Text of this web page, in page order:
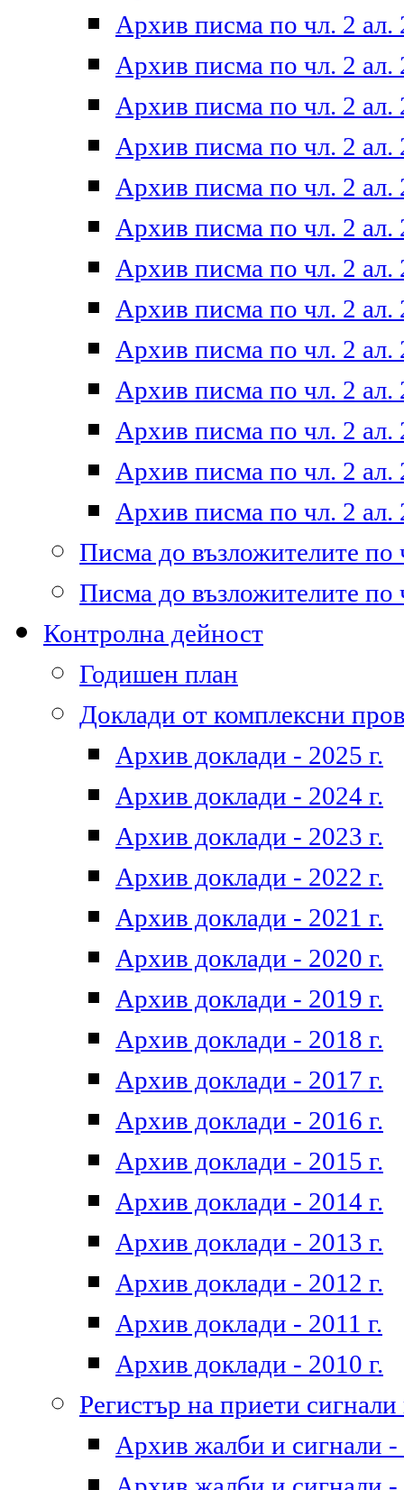
Архив писма по чл. 2 ал.
Архив писма по чл. 2 ал.
Архив писма по чл. 2 ал.
Архив писма по чл. 2 ал.
Архив писма по чл. 2 ал.
Архив писма по чл. 2 ал.
Архив писма по чл. 2 ал.
Архив писма по чл. 2 ал.
Архив писма по чл. 2 ал.
Архив писма по чл. 2 ал.
Архив писма по чл. 2 ал.
Архив писма по чл. 2 ал.
Архив писма по чл. 2 ал.
Писма до възложителите по
Писма до възложителите по
Контролна дейност
Годишен план
Доклади от комплексни
Архив доклади - 2025 г.
Архив доклади - 2024 г.
Архив доклади - 2023 г.
Архив доклади - 2022 г.
Архив доклади - 2021 г.
Архив доклади - 2020 г.
Архив доклади - 2019 г.
Архив доклади - 2018 г.
Архив доклади - 2017 г.
Архив доклади - 2016 г.
Архив доклади - 2015 г.
Архив доклади - 2014 г.
Архив доклади - 2013 г.
Архив доклади - 2012 г.
Архив доклади - 2011 г.
Архив доклади - 2010 г.
Регистър на приети
Архив жалби и сигнали -